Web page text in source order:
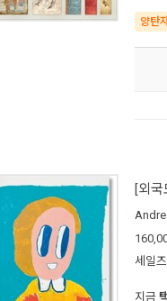
양탄
[외국
세일
지금